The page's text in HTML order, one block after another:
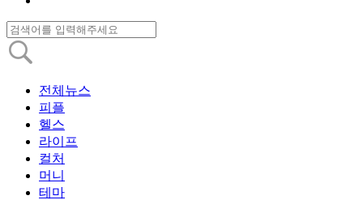
전체뉴스
피플
헬스
라이프
컬처
머니
테마